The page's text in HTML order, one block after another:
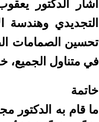
أشار الدكتور
التجديدي وهندسة
تحسين الصمامات
في متناول الجميع،
خاتمة
ما قام به الدكتور